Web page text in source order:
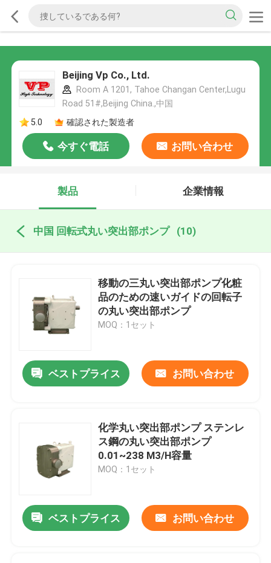
Beijing Vp Co., Ltd.
Room A 1201, Tahoe Changan Center,Lugu
Road 51#,Beijing China.,中国
5.0
確認された製造者
今すぐ電話 お問い合わせ
製品 企業情報
中国 回転式丸い突出部ポンプ (10)
移動の三丸い突出部ポンプ化粧
品のための速いガイドの回転子
の丸い突出部ポンプ
MOQ：1セット
ベストプライス お問い合わせ
化学丸い突出部ポンプ ステンレ
ス鋼の丸い突出部ポンプ
0.01~238 M3/H容量
MOQ：1セット
ベストプライス お問い合わせ